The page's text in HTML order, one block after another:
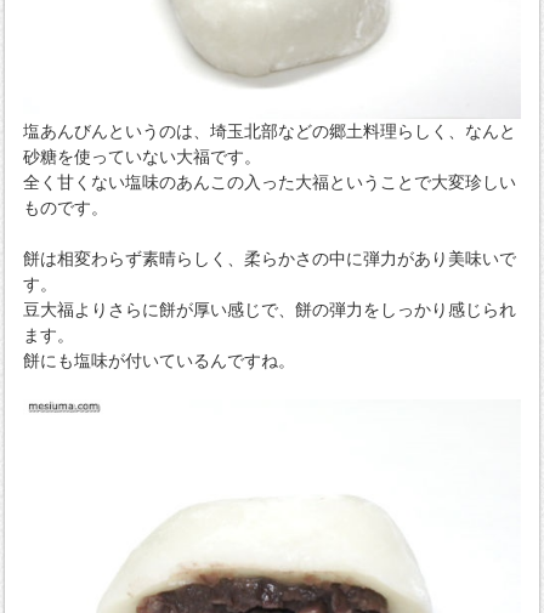
塩あんびんというのは、埼玉北部などの郷土料理らしく、なんと
砂糖を使っていない大福です。
全く甘くない塩味のあんこの入った大福ということで大変珍しい
ものです。
餅は相変わらず素晴らしく、柔らかさの中に弾力があり美味いで
す。
豆大福よりさらに餅が厚い感じで、餅の弾力をしっかり感じられ
ます。
餅にも塩味が付いているんですね。